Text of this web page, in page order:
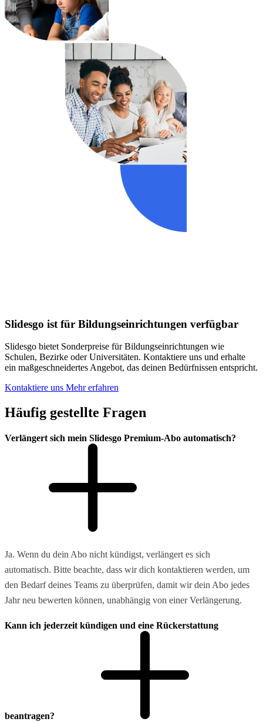
Slidesgo ist für Bildungseinrichtungen verfügbar
Slidesgo bietet Sonderpreise für Bildungseinrichtungen wie
Schulen, Bezirke oder Universitäten. Kontaktiere uns und erhalte
ein maßgeschneidertes Angebot, das deinen Bedürfnissen entspricht.
Kontaktiere uns Mehr erfahren
Häufig gestellte Fragen
Verlängert sich mein Slidesgo Premium-Abo automatisch?
Ja. Wenn du dein Abo nicht kündigst, verlängert es sich
automatisch. Bitte beachte, dass wir dich kontaktieren werden, um
den Bedarf deines Teams zu überprüfen, damit wir dein Abo jedes
Jahr neu bewerten können, unabhängig von einer Verlängerung.
Kann ich jederzeit kündigen und eine Rückerstattung
beantragen?